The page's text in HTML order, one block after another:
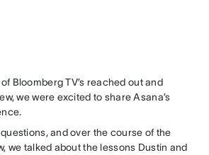
Bloomberg TV’s reached out and
we were excited to share Asana’s
and over the course of the
we talked about the lessons Dustin and